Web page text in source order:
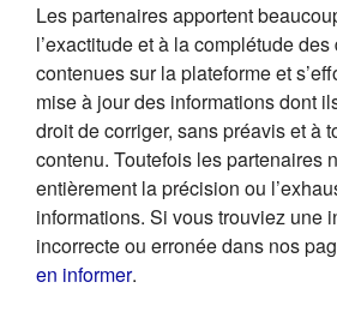
Les partenaires apportent
l’exactitude et à la complétude
contenues sur la plateforme et
mise à jour des informations dont
droit de corriger, sans préavis et à
contenu. Toutefois les partenaires
entièrement la précision ou
informations. Si vous trouviez une
incorrecte ou erronée dans nos
en informer(s'ouvre dans un nouvel
.